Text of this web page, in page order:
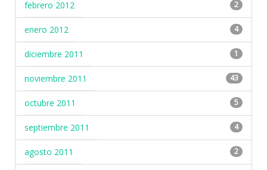
febrero 2012 2
enero 2012 4
diciembre 2011 1
noviembre 2011 43
octubre 2011 5
septiembre 2011 4
agosto 2011 2